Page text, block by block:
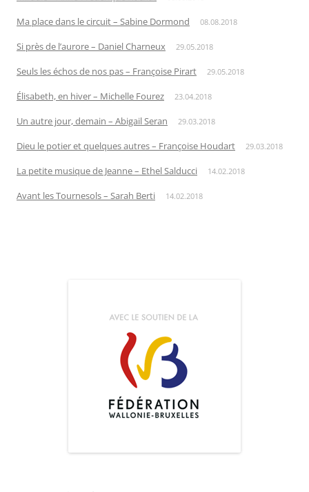
Ma place dans le circuit – Sabine Dormond 08.08.2018
Si près de l’aurore – Daniel Charneux 29.05.2018
Seuls les échos de nos pas – Françoise Pirart 29.05.2018
Élisabeth, en hiver – Michelle Fourez 23.04.2018
Un autre jour, demain – Abigail Seran 29.03.2018
Dieu le potier et quelques autres – Françoise Houdart 29.03.2018
La petite musique de Jeanne – Ethel Salducci 14.02.2018
Avant les Tournesols – Sarah Berti 14.02.2018